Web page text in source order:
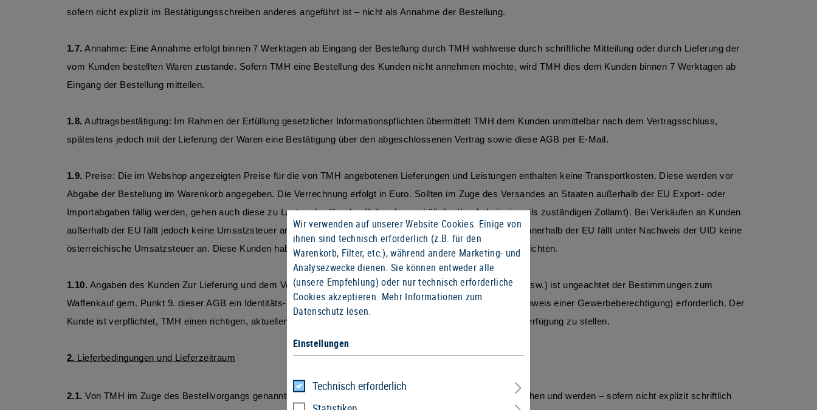
sofern nicht explizit im Bestätigungsschreiben anderes angeführt ist – nicht als Annahme der Bestellung.
1.7. Annahme: Eine Annahme erfolgt binnen 7 Werktagen ab Eingang der Bestellung durch TMH wahlweise durch schriftliche Mitteilung oder durch Lieferung der
vom Kunden bestellten Waren zustande. Sofern TMH eine Bestellung des Kunden nicht annehmen möchte, wird TMH dies dem Kunden binnen 7 Werktagen ab
Eingang der Bestellung mitteilen.
1.8. Auftragsbestätigung: Im Rahmen der Erfüllung gesetzlicher Informationspflichten übermittelt TMH dem Kunden unmittelbar nach dem Vertragsschluss,
spätestens jedoch mit der Lieferung der Waren eine Bestätigung über den abgeschlossenen Vertrag sowie diese AGB per E-Mail.
1.9. Preise: Die im Webshop angezeigten Preise für die von TMH angebotenen Lieferungen und Leistungen enthalten keine Transportkosten. Diese werden vor
Abgabe der Bestellung im Warenkorb angegeben. Die Verrechnung erfolgt in Euro. Sollten im Zuge des Versandes an Staaten außerhalb der EU Export- oder
Importabgaben fällig werden, gehen auch diese zu Lasten des Kunden (Infos dazu erhält der Kunde beim jeweils zuständigen Zollamt). Bei Verkäufen an Kunden
außerhalb der EU fällt jedoch keine Umsatzsteuer an. Bei Verkäufen an Kunden, die keine Verbraucher sind, innerhalb der EU fällt unter Nachweis der UID keine
österreichische Umsatzsteuer an. Diese Kunden haben jedoch die Umsatzsteuer in ihrem Heimatstaat zu entrichten.
1.10. Angaben des Kunden Zur Lieferung und dem Verkauf bestimmter Produktkategorien (z.B. Airsoftwaffen usw.) ist ungeachtet der Bestimmungen zum
Waffenkauf gem. Punkt 9. dieser AGB ein Identitäts- oder Befähigungsnachweis (z.B. Ausweiskopie oder Nachweis einer Gewerbeberechtigung) erforderlich. Der
Kunde ist verpflichtet, TMH einen richtigen, aktuellen und gültigen Identitäts- oder Befähigungsnachweis zur Verfügung zu stellen.
2. Lieferbedingungen und Lieferzeitraum
2.1. Von TMH im Zuge des Bestellvorgangs genannte Liefertermine sind grundsätzlich unverbindlich zu verstehen und werden – sofern nicht explizit schriftlich
Wir verwenden auf unserer Website Cookies. Einige von
ihnen sind technisch erforderlich (z.B. für den
Warenkorb, Filter, etc.), während andere Marketing- und
Analysezwecke dienen. Sie können entweder alle
(unsere Empfehlung) oder nur technisch erforderliche
Cookies akzeptieren. Mehr Informationen zum
Datenschutz lesen.
Einstellungen
Technisch erforderlich